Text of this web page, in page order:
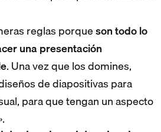
reglas porqueson todo lo
una presentación
. Una vez que los domines,
de diapositivas para
para que tengan un aspecto